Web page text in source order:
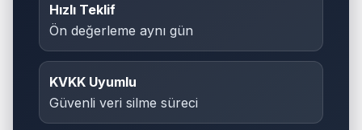
Hızlı Teklif
Ön değerleme aynı gün
KVKK Uyumlu
Güvenli veri silme süreci